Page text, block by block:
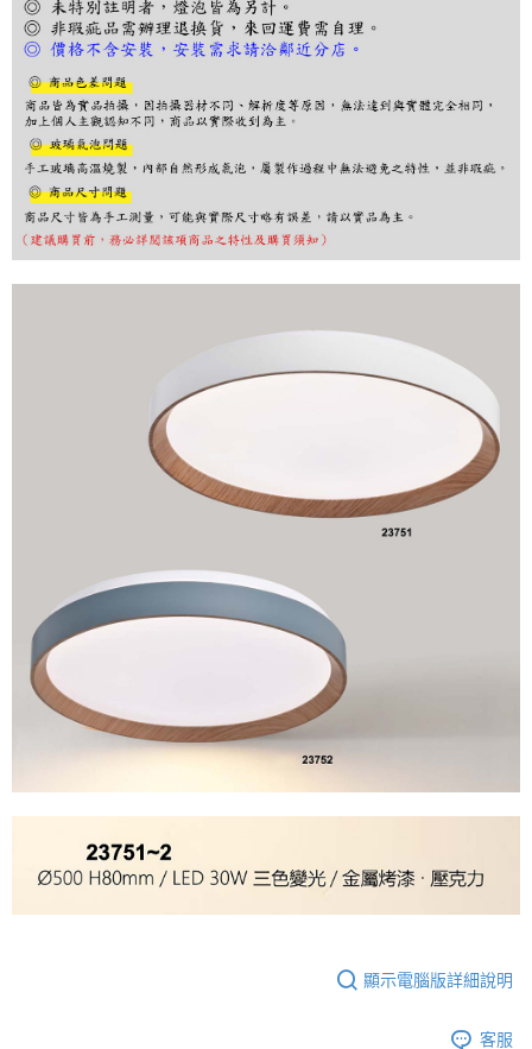
購買商品的店家。未經商家同意取消之訂單仍視為有效，需透過AFTEE先享
後付繳納相關費用。
※ 交易是否成功請以「AFTEE先享後付 」之結帳頁面顯示為準，若有關於
是否繳費成功／繳費後需取消欲退款等相關疑問，請聯繫「AFTEE先享後付
客戶支援中心」https://netprotections.freshdesk.com/support/home
【注意事項】
１．透過由恩沛科技股份有限公司提供之「AFTEE先享後付」服務完成之交
易，需依本服務之必要範圍內提供個人資料，並將交易相關給付款項請求債
權轉讓予恩沛科技股份有限公司。
２．關於個人資料處理事宜，請瀏覽以下網址：
https://aftee.tw/terms/#terms3
４．使用「AFTEE先享後付」時，將依據個別帳號之用戶狀況，依本公司即
時審查核予不同之上限額度；若仍有額度不足之情形，本公司將視審查結果
５．嚴禁一人註冊多個帳號或使用他人資訊註冊。若發現惡意使用之情形，
恩沛科技股份有限公司將有權停止該用戶之使用額度並採取法律行動。
顯示電腦版詳細說明
客服